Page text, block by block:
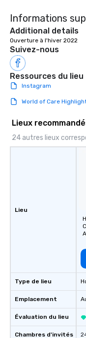
Informations
Additional details
Ouverture à l'hiver 2022
Suivez-nous
Ressources du lieu
Instagram
World of Care
Lieux
24 autres lieux
Lieu
Type de lieu
Emplacement
Évaluation du lieu
Chambres d'invités